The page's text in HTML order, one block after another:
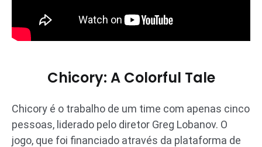
Chicory: A Colorful Tale
Chicory é o trabalho de um time com apenas cinco
pessoas, liderado pelo diretor Greg Lobanov. O
jogo, que foi financiado através da plataforma de